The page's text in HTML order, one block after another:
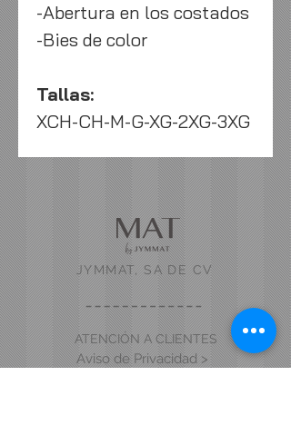
-Abertura en los costados
-Bies de color
Tallas:
XCH-CH-M-G-XG-2XG-3XG
ATENCIÓN A CLIENTES
JYMMAT, SA DE CV
Aviso de Privacidad >